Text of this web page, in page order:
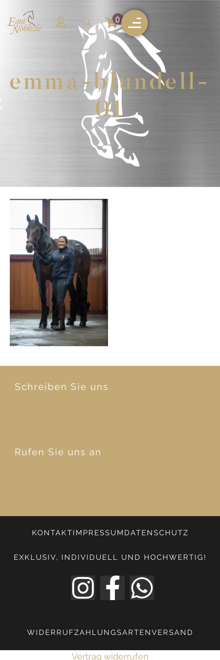
0
emma-blundell-
01
Schreiben Sie uns
Rufen Sie uns an
KONTAKT IMPRESSUM DATENSCHUTZ
EXKLUSIV, INDIVIDUELL UND HOCHWERTIG!
WIDERRUF ZAHLUNGSARTEN VERSAND
Vertrag widerrufen